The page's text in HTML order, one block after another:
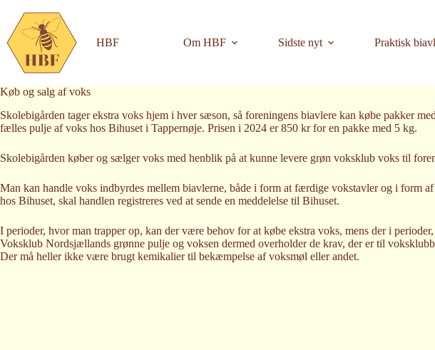
content
HBF
Om HBF Sidste nyt Praktisk biavl
Køb og salg af voks
Skolebigården tager ekstra voks hjem i hver sæson, så foreningens biavlere kan købe pakker
fælles pulje af voks hos Bihuset i Tappernøje. Prisen i 2024 er 850 kr for en pakke med 5 kg.
Skolebigården køber og sælger voks med henblik på at kunne levere grøn voksklub voks til
Man kan handle voks indbyrdes mellem biavlerne, både i form at færdige vokstavler og i form
hos Bihuset, skal handlen registreres ved at sende en meddelelse til Bihuset.
I perioder, hvor man trapper op, kan der være behov for at købe ekstra voks, mens der i
Voksklub Nordsjællands grønne pulje og voksen dermed overholder de krav, der er til
Der må heller ikke være brugt kemikalier til bekæmpelse af voksmøl eller andet.